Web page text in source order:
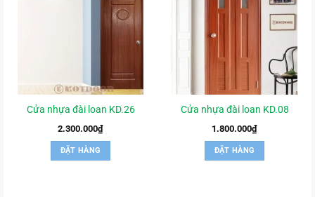
Cửa nhựa đài loan KD.26
2.300.000₫
ĐẶT HÀNG
Cửa nhựa đài loan KD.08
1.800.000₫
ĐẶT HÀNG